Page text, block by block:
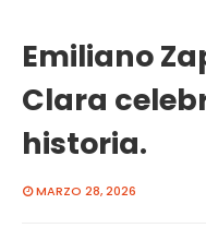
Emiliano
Clara
historia.
MARZO 28, 2026